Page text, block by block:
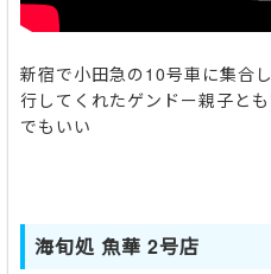
新宿で小田急の10号車に集合
行してくれたゲンドー親子と
でもいい
海旬処 魚華 2号店